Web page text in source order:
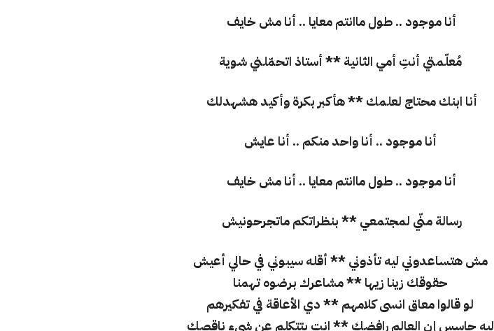
أنا موجود .. طول ماانتم معايا .. أنا مش خايف
مُعلّمتي أنتِ أمي الثانية ** أستاذ اتحمّلني شوية
أنا ابنك محتاج لعلمك ** هأكبر بكرة وأكيد هشهدلك
أنا موجود .. أنا واحد منكم .. أنا عايش
أنا موجود .. طول ماانتم معايا .. أنا مش خايف
رسالة منّي لمجتمعي ** بنظراتكم ماتجرحونيش
مش هتساعدوني ليه تأذوني ** أقله سيبوني في حالي أعيش
حقوقك زينا زيها ** مشاعرك برضوه تهمنا
لو قالوا معاق انسى كلامهم ** دي الأعاقة في تفكيرهم
ليه حاسس إن العالم رافضك ** انت بتتكلم عن شيء ناقصك